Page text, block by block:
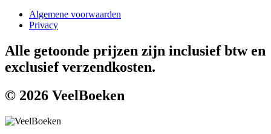
Algemene voorwaarden
Privacy
Alle getoonde prijzen zijn inclusief btw en
exclusief verzendkosten.
© 2026 VeelBoeken